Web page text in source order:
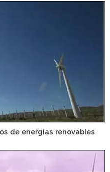
de energías renovables